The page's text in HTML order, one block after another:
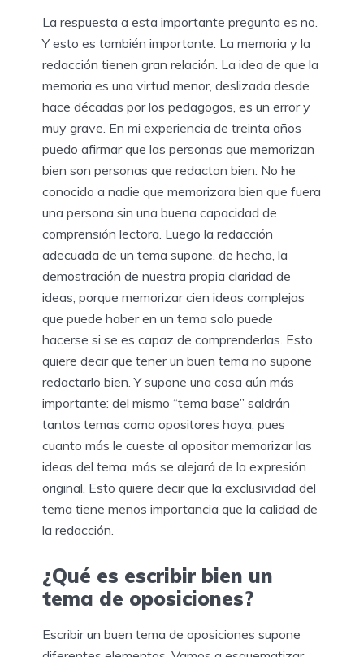
La respuesta a esta importante pregunta es no.
Y esto es también importante. La memoria y la
redacción tienen gran relación. La idea de que la
memoria es una virtud menor, deslizada desde
hace décadas por los pedagogos, es un error y
muy grave. En mi experiencia de treinta años
puedo afirmar que las personas que memorizan
bien son personas que redactan bien. No he
conocido a nadie que memorizara bien que fuera
una persona sin una buena capacidad de
comprensión lectora. Luego la redacción
adecuada de un tema supone, de hecho, la
demostración de nuestra propia claridad de
ideas, porque memorizar cien ideas complejas
que puede haber en un tema solo puede
hacerse si se es capaz de comprenderlas. Esto
quiere decir que tener un buen tema no supone
redactarlo bien. Y supone una cosa aún más
importante: del mismo “tema base” saldrán
tantos temas como opositores haya, pues
cuanto más le cueste al opositor memorizar las
ideas del tema, más se alejará de la expresión
original. Esto quiere decir que la exclusividad del
tema tiene menos importancia que la calidad de
la redacción.
¿Qué es escribir bien un
tema de oposiciones?
Escribir un buen tema de oposiciones supone